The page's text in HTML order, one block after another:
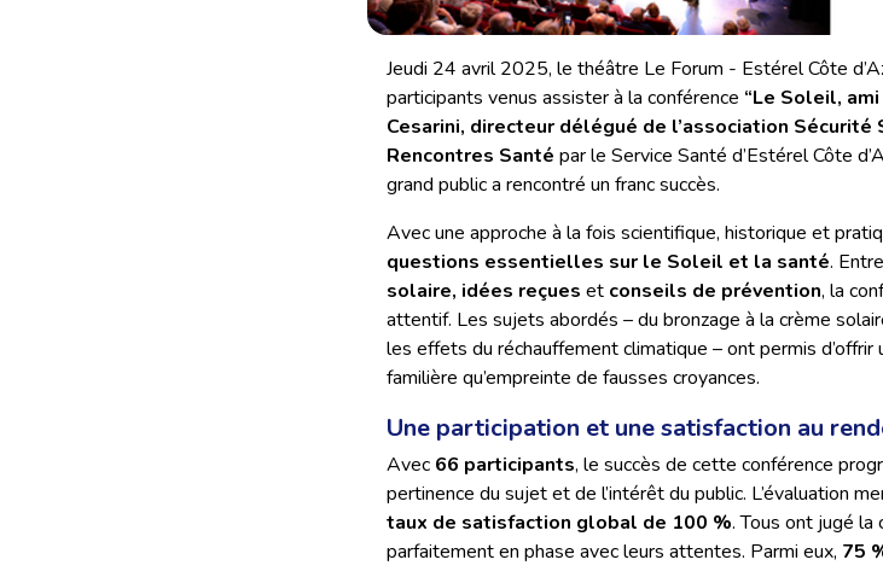
Jeudi 24 avril 2025, le théâtre Le Forum - Estérel Côte
participants venus assister à la conférence “Le Soleil, ami
Cesarini, directeur délégué de l’association Sécurité
Rencontres Santé par le Service Santé d’Estérel Côte
grand public a rencontré un franc succès.
Avec une approche à la fois scientifique, historique et
questions essentielles sur le Soleil et la santé. Entre
solaire, idées reçues et conseils de prévention, la
attentif. Les sujets abordés – du bronzage à la crème
les effets du réchauffement climatique – ont permis d’offrir
familière qu’empreinte de fausses croyances.
Une participation et une satisfaction au
Avec 66 participants, le succès de cette conférence
pertinence du sujet et de l’intérêt du public. L’évaluation
taux de satisfaction global de 100 %. Tous ont jugé la
parfaitement en phase avec leurs attentes. Parmi eux, 75